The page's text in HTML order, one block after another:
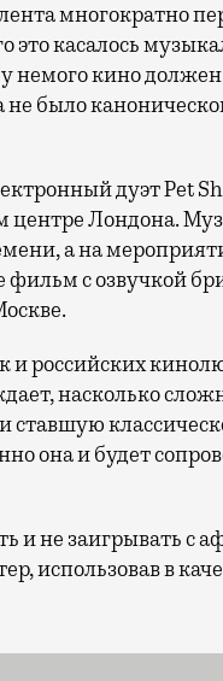
многократно
касалось
немого кино
было
дуэт Pet
центре Лондона.
а на
фильм с озвучкой
и российских
насколько
она и будет
и не заигрывать с
использовав в